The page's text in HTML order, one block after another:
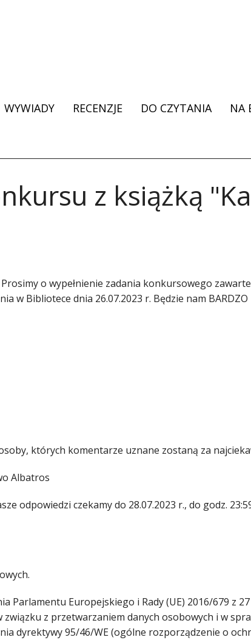
WYWIADY RECENZJE DO CZYTANIA NA
z książką
o wypełnienie zadania konkursowego
w Bibliotece dnia 26.07.2023 r. Będzie nam
których komentarze uznane zostaną za
Albatros
odpowiedzi czekamy do 28.07.2023 r., do godz.
Parlamentu Europejskiego i Rady (UE) 2016/679 z
z przetwarzaniem danych osobowych i w
dyrektywy 95/46/WE (ogólne rozporządzenie o